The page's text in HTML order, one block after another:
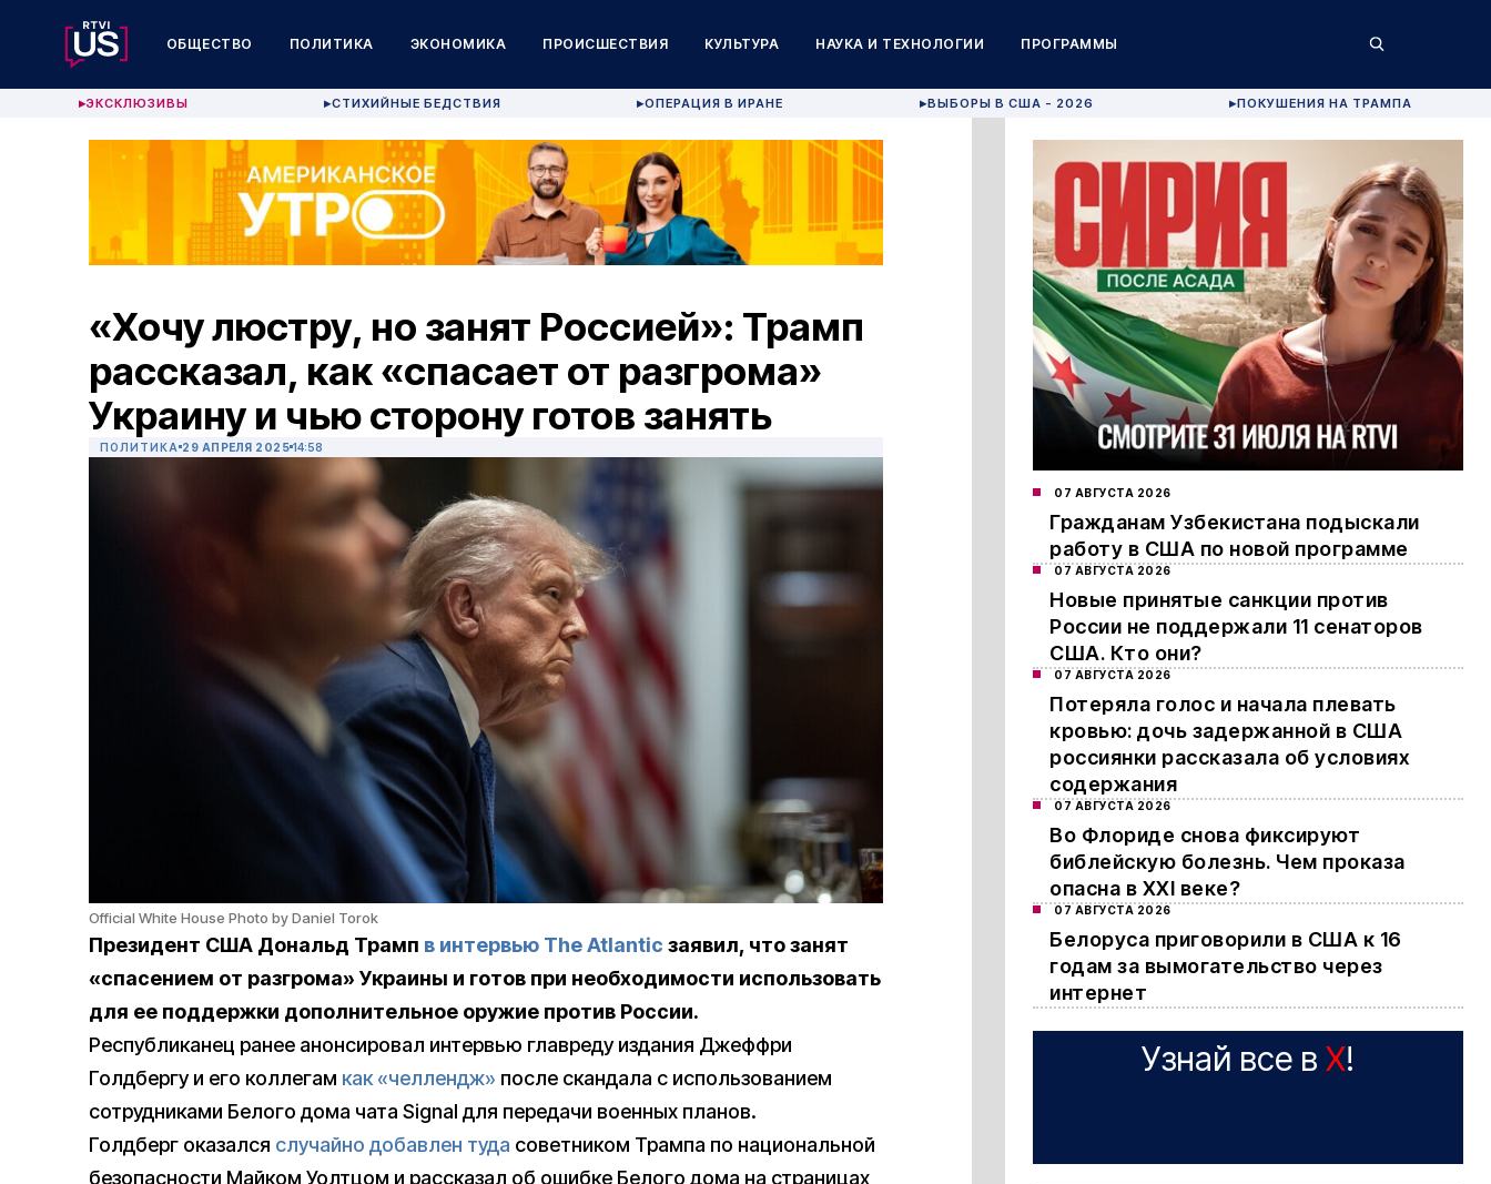
ОБЩЕСТВО ПОЛИТИКА ЭКОНОМИКА ПРОИСШЕСТВИЯ КУЛЬТУРА НАУКА И ТЕХНОЛОГИИ ПРОГРАММЫ
▶ЭКСКЛЮЗИВЫ ▶СТИХИЙНЫЕ БЕДСТВИЯ ▶ОПЕРАЦИЯ В ИРАНЕ ▶ВЫБОРЫ В США - 2026 ▶ПОКУШЕНИЯ НА ТРАМПА
«Хочу люстру, но занят Россией»: Трамп
рассказал, как «спасает от разгрома»
Украину и чью сторону готов занять
ПОЛИТИКА 29 АПРЕЛЯ 2025 14:58
Official White House Photo by Daniel Torok
Президент США Дональд Трамп в интервью The Atlantic заявил, что занят
«спасением от разгрома» Украины и готов при необходимости использовать
для ее поддержки дополнительное оружие против России.
Республиканец ранее анонсировал интервью главреду издания Джеффри
Голдбергу и его коллегам как «челлендж» после скандала с использованием
сотрудниками Белого дома чата Signal для передачи военных планов.
Голдберг оказался случайно добавлен туда советником Трампа по национальной
безопасности Майком Уолтцом и рассказал об ошибке Белого дома на страницах
07 АВГУСТА 2026
Гражданам Узбекистана подыскали
работу в США по новой программе
07 АВГУСТА 2026
Новые принятые санкции против
России не поддержали 11 сенаторов
США. Кто они?
07 АВГУСТА 2026
Потеряла голос и начала плевать
кровью: дочь задержанной в США
россиянки рассказала об условиях
содержания
07 АВГУСТА 2026
Во Флориде снова фиксируют
библейскую болезнь. Чем проказа
опасна в XXI веке?
07 АВГУСТА 2026
Белоруса приговорили в США к 16
годам за вымогательство через
интернет
Узнай все в X!